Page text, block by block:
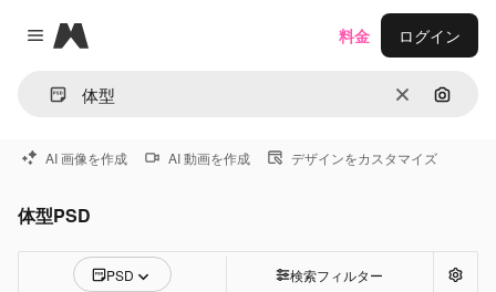
Close menu
Magnific
消去 画像で
料金 ログイン
AI 画像を作成 AI 動画を作成 デザインをカスタマイズ
体型PSD
PSD 検索フィルター